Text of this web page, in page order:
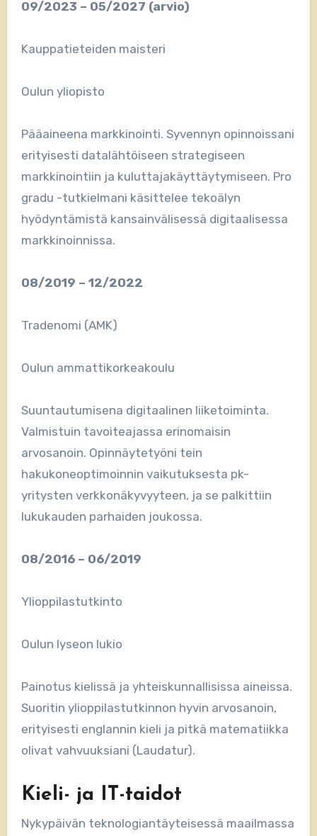
09/2023 – 05/2027 (arvio)
Kauppatieteiden maisteri
Oulun yliopisto
Pääaineena markkinointi. Syvennyn opinnoissani
erityisesti datalähtöiseen strategiseen
markkinointiin ja kuluttajakäyttäytymiseen. Pro
gradu -tutkielmani käsittelee tekoälyn
hyödyntämistä kansainvälisessä digitaalisessa
markkinoinnissa.
08/2019 – 12/2022
Tradenomi (AMK)
Oulun ammattikorkeakoulu
Suuntautumisena digitaalinen liiketoiminta.
Valmistuin tavoiteajassa erinomaisin
arvosanoin. Opinnäytetyöni tein
hakukoneoptimoinnin vaikutuksesta pk-
yritysten verkkonäkyvyyteen, ja se palkittiin
lukukauden parhaiden joukossa.
08/2016 – 06/2019
Ylioppilastutkinto
Oulun lyseon lukio
Painotus kielissä ja yhteiskunnallisissa aineissa.
Suoritin ylioppilastutkinnon hyvin arvosanoin,
erityisesti englannin kieli ja pitkä matematiikka
olivat vahvuuksiani (Laudatur).
Kieli- ja IT-taidot
Nykypäivän teknologiantäyteisessä maailmassa